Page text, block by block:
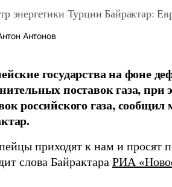
энергетики Турции Байрактар:
Антонов
государства на фоне
поставок газа,
российского газа,
приходят к нам и просят
слова Байрактара РИА